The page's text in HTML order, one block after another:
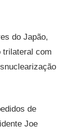
do Japão,
trilateral com
de
Joe